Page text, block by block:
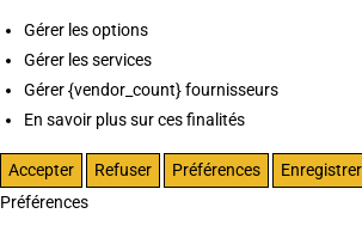
Gérer les options
Gérer les services
Gérer {vendor_count} fournisseurs
En savoir plus sur ces finalités
Accepter Refuser Préférences
Préférences